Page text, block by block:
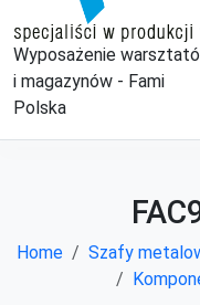
Wyposażenie
i magazynów - Fami
Polska
Home Szafy